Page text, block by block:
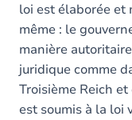
loi est élaborée et
même : le
manière
juridique comme
Troisième Reich et
est soumis à la loi